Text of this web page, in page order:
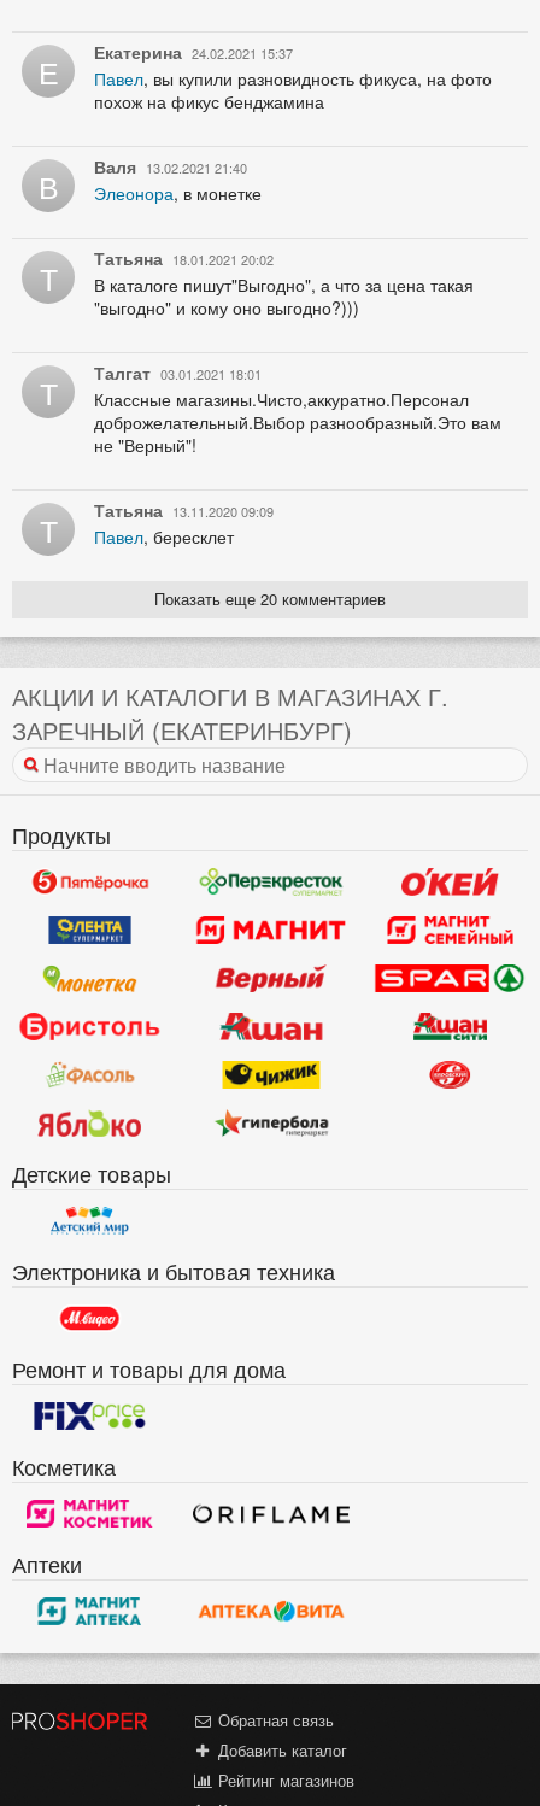
Е Екатерина 24.02.2021 15:37
Павел, вы купили разновидность фикуса, на фото
похож на фикус бенджамина
В Валя 13.02.2021 21:40
Элеонора, в монетке
Т Татьяна 18.01.2021 20:02
В каталоге пишут"Выгодно", а что за цена такая
"выгодно" и кому оно выгодно?)))
Т Талгат 03.01.2021 18:01
Классные магазины.Чисто,аккуратно.Персонал
доброжелательный.Выбор разнообразный.Это вам
не "Верный"!
Т Татьяна 13.11.2020 09:09
Павел, бересклет
Показать еще 20 комментариев
АКЦИИ И КАТАЛОГИ В МАГАЗИНАХ Г.
ЗАРЕЧНЫЙ (ЕКАТЕРИНБУРГ)
Продукты
Детские товары
Электроника и бытовая техника
Ремонт и товары для дома
Косметика
Аптеки
Обратная связь
Добавить каталог
Рейтинг магазинов